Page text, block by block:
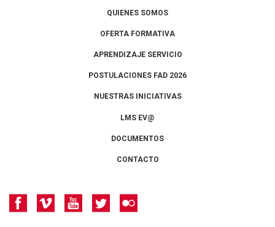
QUIENES SOMOS
OFERTA FORMATIVA
APRENDIZAJE SERVICIO
POSTULACIONES FAD 2026
NUESTRAS INICIATIVAS
LMS EV@
DOCUMENTOS
CONTACTO